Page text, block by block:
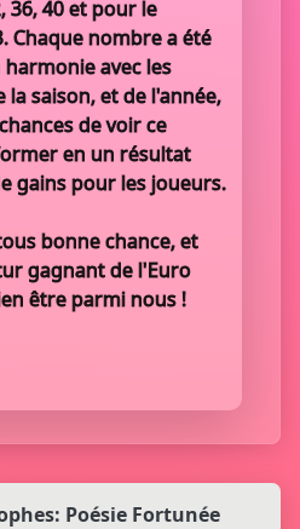
36, 40 et pour le
Chaque nombre a été
avec les
la saison, et de l'année,
de voir ce
en un résultat
gains pour les joueurs.
bonne chance, et
gagnant de l'Euro
être parmi nous !
Poésie Fortunée